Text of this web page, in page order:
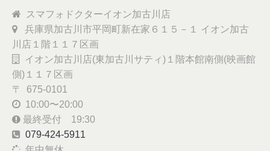
スマフォドクターイオン加古川店
兵庫県加古川市平岡町新在家６１５－１ イオン加古
川店１階１１７区画
イオン加古川店(東加古川サティ)１階本館南側(映画館
側)１１７区画
〒 675-0101
10:00〜20:00
最終受付 19:30
079-424-5911